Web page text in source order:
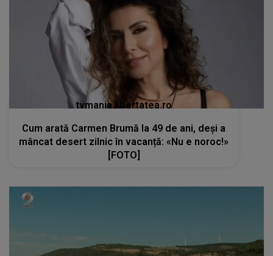
tvmania.libertatea.ro
Cum arată Carmen Brumă la 49 de ani, deși a
mâncat desert zilnic în vacanță: «Nu e noroc!»
[FOTO]